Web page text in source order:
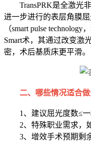
TransPRK是全激光
进一步进行的表层角膜
（smart pulse
Smart术，其通过改变激
密，术后基质床更平滑。
二、哪些情况适合做
1、建议屈光度数≤
2、特殊职业需求，
3、增效手术预期剩